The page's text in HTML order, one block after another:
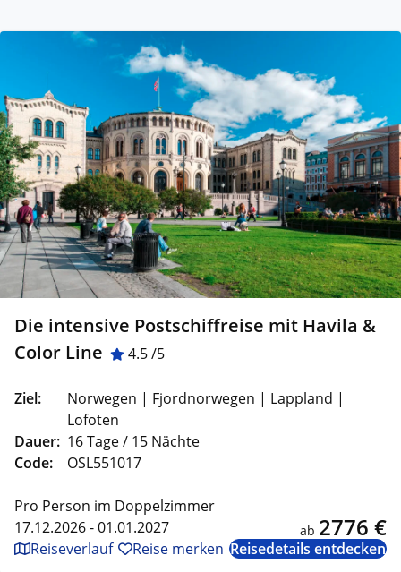
Die intensive Postschiffreise mit Havila &
Color Line
4.5 /5
Ziel:
Norwegen | Fjordnorwegen | Lappland |
Lofoten
Dauer: 16 Tage / 15 Nächte
Code:
OSL551017
Pro Person im Doppelzimmer
17.12.2026 - 01.01.2027
ab 2776 €
Reiseverlauf Reise merken Reisedetails entdecken